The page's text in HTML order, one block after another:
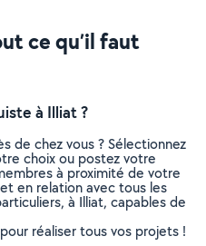
ce qu’il faut
à Illiat ?
de chez vous ? Sélectionnez
choix ou postez votre
à proximité de votre
en relation avec tous les
à Illiat, capables de
réaliser tous vos projets !